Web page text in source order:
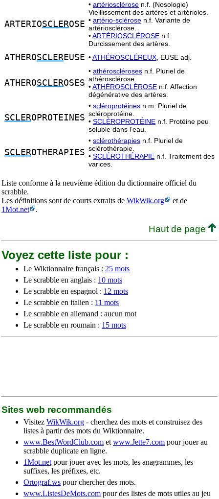
ARTERIOSCLEROSE
• artériosclérose n.f. (Nosologie)
Vieillissement des artères et artérioles.
• artério-sclérose n.f. Variante de
artériosclérose.
•ARTÉRIOSCLÉROSE n.f.
Durcissement des artères.
ATHEROSCLEREUSE •ATHÉROSCLÉREUX, EUSE adj.
ATHEROSCLEROSES
• athéroscléroses n.f. Pluriel de
athérosclérose.
•ATHÉROSCLÉROSE n.f. Affection
dégénérative des artères.
SCLEROPROTEINES
• scléroprotéines n.m. Pluriel de
scléroprotéine.
• SCLÉROPROTÉINE n.f. Protéine peu
soluble dans l’eau.
SCLEROTHERAPIES
• sclérothérapies n.f. Pluriel de
sclérothérapie.
• SCLÉROTHÉRAPIE n.f. Traitement des
varices.
Liste conforme à la neuvième édition du dictionnaire officiel du
scrabble.
Les définitions sont de courts extraits de WikWik.org
et de
1Mot.net
.
Haut de page
Voyez cette liste pour :
Le Wiktionnaire français : 25 mots
Le scrabble en anglais : 10 mots
Le scrabble en espagnol : 12 mots
Le scrabble en italien : 11 mots
Le scrabble en allemand : aucun mot
Le scrabble en roumain : 15 mots
Sites web recommandés
Visitez WikWik.org - cherchez des mots et construisez des
listes à partir des mots du Wiktionnaire.
www.BestWordClub.com et www.Jette7.com pour jouer au
scrabble duplicate en ligne.
1Mot.net pour jouer avec les mots, les anagrammes, les
suffixes, les préfixes, etc.
Ortograf.ws pour chercher des mots.
www.ListesDeMots.com pour des listes de mots utiles au jeu